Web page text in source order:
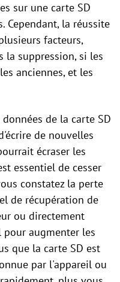
sur une carte SD
Cependant, la réussite
facteurs,
la suppression, si les
anciennes, et les
de la carte SD
de nouvelles
écraser les
essentiel de cesser
constatez la perte
de récupération de
ou directement
augmenter les
que la carte SD est
par l'appareil ou